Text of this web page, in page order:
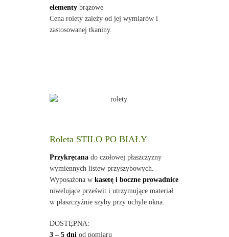
elementybrązowe
Cena rolety zależy od jej wymiarów i
zastosowanej tkaniny.
Roleta STILO PO BIAŁY
Przykręcanado czołowej płaszczyzny
wymiennych listew przyszybowych.
Wyposażona w kasetę i boczne prowadnice
niwelujące prześwit i utrzymujące materiał
w płaszczyźnie szyby przy uchyle okna.
DOSTĘPNA:
3 – 5 dni od pomiaru